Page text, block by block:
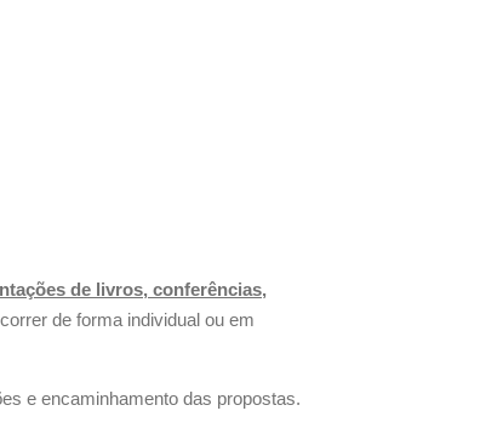
de livros, conferências,
de forma individual ou em
e encaminhamento das propostas.